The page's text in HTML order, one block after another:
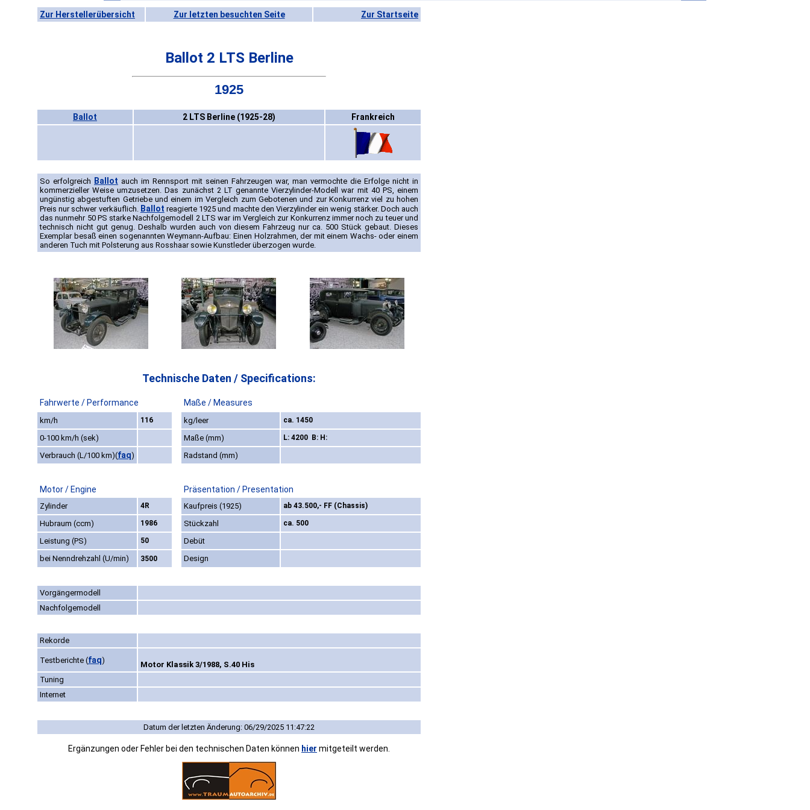
Zur Herstellerübersicht Zur letzten besuchten Seite Zur Startseite
Ballot 2 LTS Berline
1925
Ballot 2 LTS Berline (1925-28) Frankreich
So erfolgreich Ballot auch im Rennsport mit seinen Fahrzeugen war, man vermochte die Erfolge nicht in
kommerzieller Weise umzusetzen. Das zunächst 2 LT genannte Vierzylinder-Modell war mit 40 PS, einem
ungünstig abgestuften Getriebe und einem im Vergleich zum Gebotenen und zur Konkurrenz viel zu hohen
Preis nur schwer verkäuflich. Ballot reagierte 1925 und machte den Vierzylinder ein wenig stärker. Doch auch
das nunmehr 50 PS starke Nachfolgemodell 2 LTS war im Vergleich zur Konkurrenz immer noch zu teuer und
technisch nicht gut genug. Deshalb wurden auch von diesem Fahrzeug nur ca. 500 Stück gebaut. Dieses
Exemplar besaß einen sogenannten Weymann-Aufbau: Einen Holzrahmen, der mit einem Wachs- oder einem
anderen Tuch mit Polsterung aus Rosshaar sowie Kunstleder überzogen wurde.
Technische Daten / Specifications:
Fahrwerte / Performance Maße / Measures
km/h 116 kg/leer ca. 1450
0-100 km/h (sek) Maße (mm) L: 4200 B: H:
Verbrauch (L/100 km)(faq) Radstand (mm)
Motor / Engine Präsentation / Presentation
Zylinder 4R Kaufpreis (1925) ab 43.500,- FF (Chassis)
Hubraum (ccm) 1986 Stückzahl ca. 500
Leistung (PS) 50
Debüt
bei Nenndrehzahl (U/min)
3500 Design
Vorgängermodell
Nachfolgemodell
Rekorde
Testberichte (faq)
Motor Klassik 3/1988, S.40 His
Tuning
Internet
Datum der letzten Änderung: 06/29/2025 11:47:22
Ergänzungen oder Fehler bei den technischen Daten können hier mitgeteilt werden.